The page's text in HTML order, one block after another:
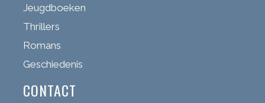
Jeugdboeken
Thrillers
Romans
Geschiedenis
CONTACT